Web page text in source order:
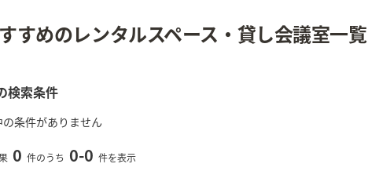
すめのレンタルスペース・貸し会議室一覧
検索条件
条件がありません
0 件のうち 0-0 件を表示